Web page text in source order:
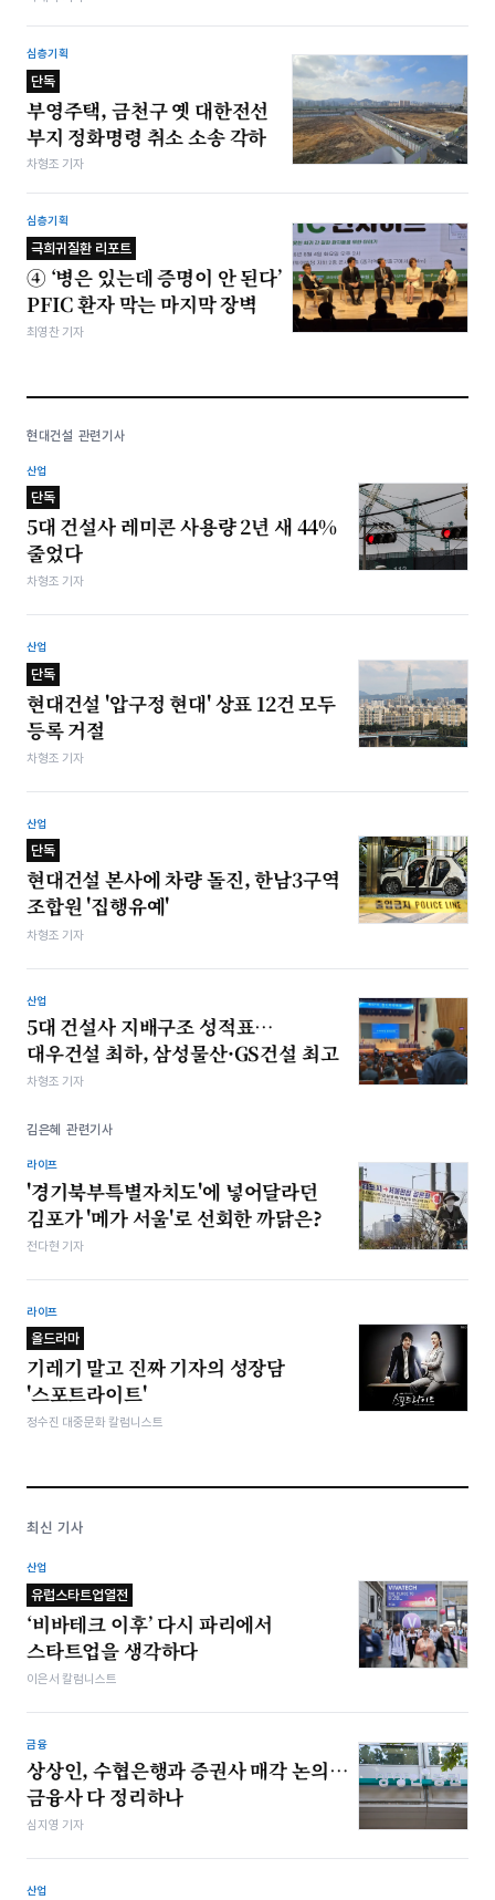
심층기획
단독
부영주택, 금천구 옛 대한전선
부지 정화명령 취소 소송 각하
차형조 기자
심층기획
극희귀질환 리포트
④ ‘병은 있는데 증명이 안 된다’
PFIC 환자 막는 마지막 장벽
최영찬 기자
현대건설 관련기사
산업
단독
5대 건설사 레미콘 사용량 2년 새 44%
줄었다
차형조 기자
산업
단독
현대건설 '압구정 현대' 상표 12건 모두
등록 거절
차형조 기자
산업
단독
현대건설 본사에 차량 돌진, 한남3구역
조합원 '집행유예'
차형조 기자
산업
5대 건설사 지배구조 성적표…
대우건설 최하, 삼성물산·GS건설 최고
차형조 기자
김은혜 관련기사
라이프
'경기북부특별자치도'에 넣어달라던
김포가 '메가 서울'로 선회한 까닭은?
전다현 기자
라이프
올드라마
기레기 말고 진짜 기자의 성장담
'스포트라이트'
정수진 대중문화 칼럼니스트
최신 기사
산업
유럽스타트업열전
‘비바테크 이후’ 다시 파리에서
스타트업을 생각하다
이은서 칼럼니스트
금융
상상인, 수협은행과 증권사 매각 논의…
금융사 다 정리하나
심지영 기자
산업